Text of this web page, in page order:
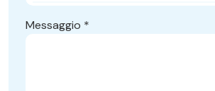
Messaggio *